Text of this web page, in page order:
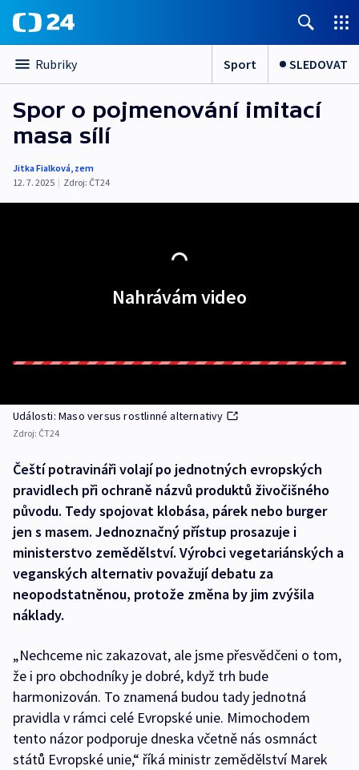
Rubriky Sport SLEDOVAT
Spor o pojmenování imitací
masa sílí
Jitka Fialková, zem
12. 7. 2025 | Zdroj: ČT24
Nahrávám video
Události: Maso versus rostlinné alternativy
Zdroj: ČT24
Čeští potravináři volají po jednotných evropských
pravidlech při ochraně názvů produktů živočišného
původu. Tedy spojovat klobása, párek nebo burger
jen s masem. Jednoznačný přístup prosazuje i
ministerstvo zemědělství. Výrobci vegetariánských a
veganských alternativ považují debatu za
neopodstatněnou, protože změna by jim zvýšila
náklady.
„Nechceme nic zakazovat, ale jsme přesvědčeni o tom,
že i pro obchodníky je dobré, když trh bude
harmonizován. To znamená budou tady jednotná
pravidla v rámci celé Evropské unie. Mimochodem
tento názor podporuje dneska včetně nás osmnáct
států Evropské unie,“ říká ministr zemědělství Marek